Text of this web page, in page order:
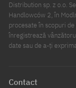
Distribution sp. z o.o.
Handlowców 2, în
procesate în scopuri
înregistrează
date sau de a-ți
Contact